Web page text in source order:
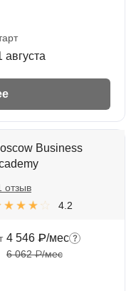
августа
Business
4.2
отзыв
4 546 ₽/мес
6 062 ₽/мес